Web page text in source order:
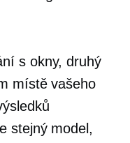
s okny, druhý
místě vašeho
stejný model,